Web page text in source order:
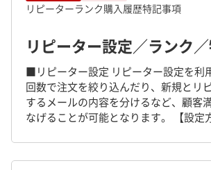
リピーターランク購入履歴特記事項
■リピーター設定 リピーター設定を利
回数で注文を絞り込んだり、新規とリ
するメールの内容を分けるなど、顧客
なげることが可能となります。 【設定